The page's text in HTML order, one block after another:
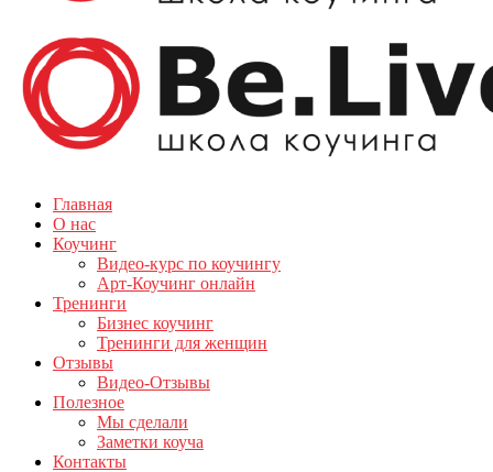
Главная
О нас
Коучинг
Видео-курс по коучингу
Арт-Коучинг онлайн
Тренинги
Бизнес коучинг
Тренинги для женщин
Отзывы
Видео-Отзывы
Полезное
Мы сделали
Заметки коуча
Контакты